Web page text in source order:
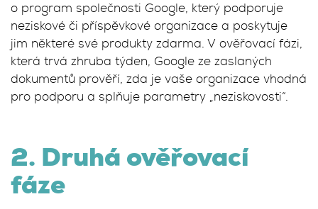
o program společnosti Google, který podporuje
neziskové či příspěvkové organizace a poskytuje
jim některé své produkty zdarma. V ověřovací fázi,
která trvá zhruba týden, Google ze zaslaných
dokumentů prověří, zda je vaše organizace vhodná
pro podporu a splňuje parametry „neziskovosti“.
2. Druhá ověřovací
fáze